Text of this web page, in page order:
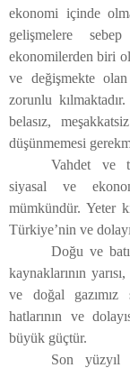
ekonomi içinde
gelişmelere
ekonomilerden biri
ve değişmekte
zorunlu
belasız,
düşünmemesi
Vahdet ve
siyasal ve
mümkündür. Yeter
Türkiye’nin ve
Doğu ve
kaynaklarının
ve doğal gazımız
hatlarının ve
büyük güçtür.
Son yüzyıl